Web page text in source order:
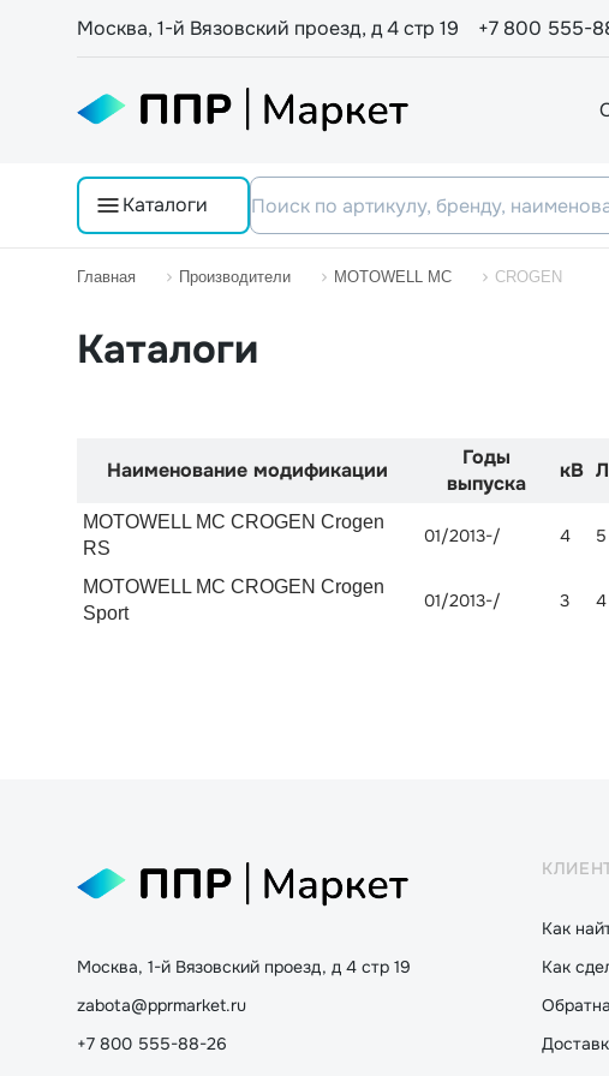
Москва, 1-й Вязовский проезд, д 4 стр 19 +7 800 555-
Каталоги
Главная Производители MOTOWELL MC CROGEN
Каталоги
Наименование модификации
Годы
выпуска
кВ
MOTOWELL MC CROGEN Crogen
RS
01/2013-/ 4 5
MOTOWELL MC CROGEN Crogen
Sport
01/2013-/ 3 4
Москва, 1-й Вязовский проезд, д 4 стр 19
zabota@pprmarket.ru
+7 800 555-88-26
Как
Как